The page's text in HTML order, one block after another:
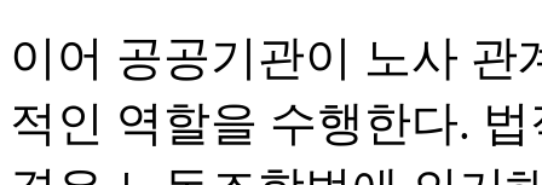
이어 공공기관이 노사 관
적인 역할을 수행한다.